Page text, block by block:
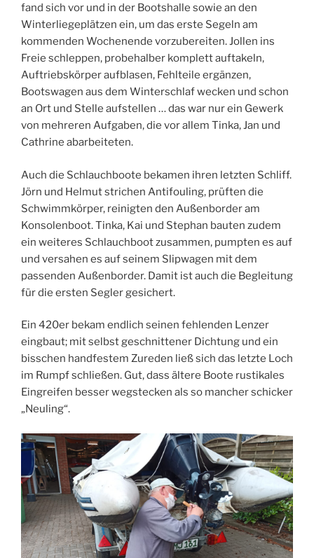
fand sich vor und in der Bootshalle sowie an den
Winterliegeplätzen ein, um das erste Segeln am
kommenden Wochenende vorzubereiten. Jollen ins
Freie schleppen, probehalber komplett auftakeln,
Auftriebskörper aufblasen, Fehlteile ergänzen,
Bootswagen aus dem Winterschlaf wecken und schon
an Ort und Stelle aufstellen … das war nur ein Gewerk
von mehreren Aufgaben, die vor allem Tinka, Jan und
Cathrine abarbeiteten.
Auch die Schlauchboote bekamen ihren letzten Schliff.
Jörn und Helmut strichen Antifouling, prüften die
Schwimmkörper, reinigten den Außenborder am
Konsolenboot. Tinka, Kai und Stephan bauten zudem
ein weiteres Schlauchboot zusammen, pumpten es auf
und versahen es auf seinem Slipwagen mit dem
passenden Außenborder. Damit ist auch die Begleitung
für die ersten Segler gesichert.
Ein 420er bekam endlich seinen fehlenden Lenzer
eingbaut; mit selbst geschnittener Dichtung und ein
bisschen handfestem Zureden ließ sich das letzte Loch
im Rumpf schließen. Gut, dass ältere Boote rustikales
Eingreifen besser wegstecken als so mancher schicker
„Neuling“.